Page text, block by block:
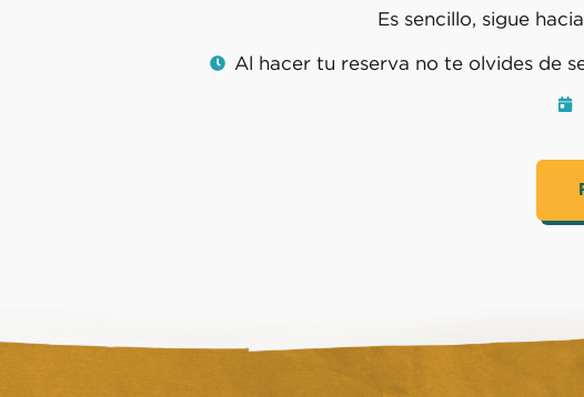
Es sencillo, sigue
Al hacer tu reserva no te olvides de